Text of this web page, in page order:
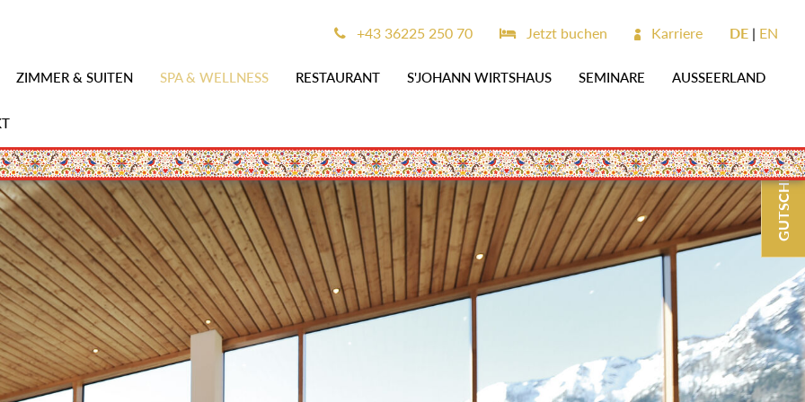
ZIMMER & SUITEN SPA & WELLNESS RESTAURANT S'JOHANN WIRTSHAUS SEMINARE AUSSEERLAND
+43 36225 250 70 Jetzt buchen Karriere DE EN
GUTSCHEINE